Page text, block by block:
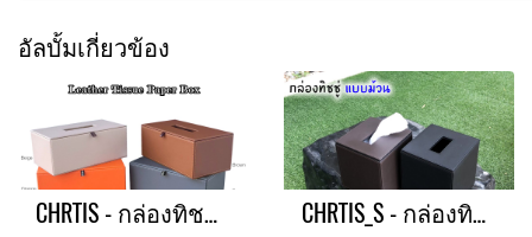
อัลบั้มเกี่ยวข้อง
CHRTIS - กล่องทิชชู่แผ่นใหญ่ CHRTIS_S - กล่องทิชชู่แบบม้วน